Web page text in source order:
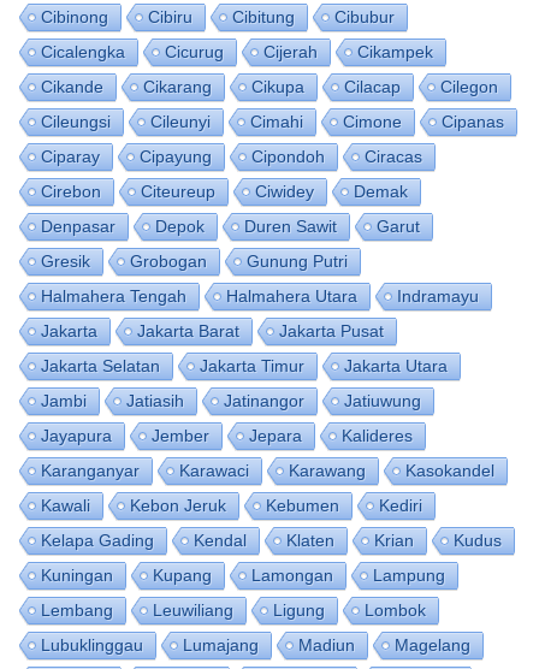
Cibinong
Cibiru Cibitung
Cibubur
Cicalengka
Cicurug Cijerah
Cikampek
Cikande
Cikarang Cikupa Cilacap
Cilegon
Cileungsi
Cileunyi Cimahi Cimone
Cipanas
Ciparay
Cipayung Cipondoh
Ciracas
Cirebon
Citeureup Ciwidey
Demak
Denpasar
Depok Duren Sawit
Garut
Gresik
Grobogan
Gunung Putri
Halmahera Tengah
Halmahera Utara
Indramayu
Jakarta
Jakarta Barat
Jakarta Pusat
Jakarta Selatan
Jakarta Timur
Jakarta Utara
Jambi
Jatiasih Jatinangor
Jatiuwung
Jayapura
Jember Jepara
Kalideres
Karanganyar
Karawaci Karawang
Kasokandel
Kawali
Kebon Jeruk Kebumen
Kediri
Kelapa Gading
Kendal Klaten Krian
Kudus
Kuningan
Kupang Lamongan
Lampung
Lembang
Leuwiliang Ligung
Lombok
Lubuklinggau
Lumajang Madiun
Magelang